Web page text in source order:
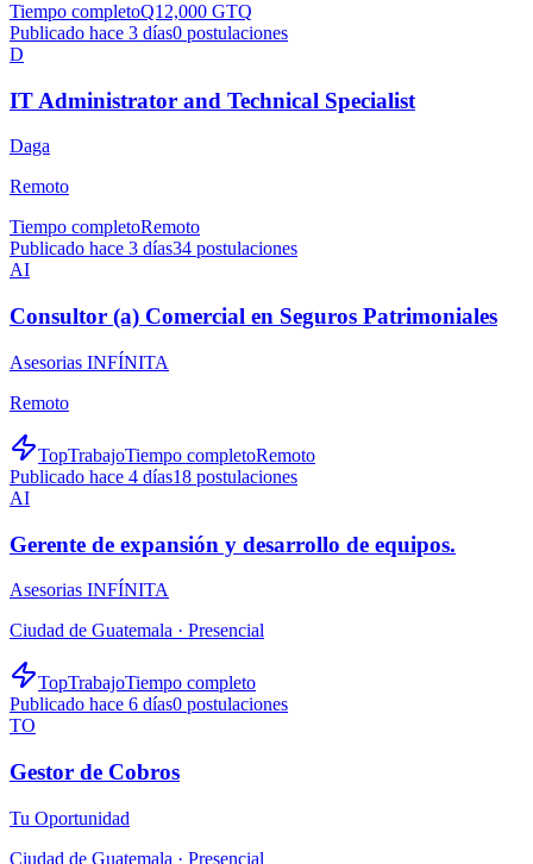
Tiempo completoQ12,000 GTQ
Publicado hace 3 días0 postulaciones
D
IT Administrator and Technical Specialist
Daga
Remoto
Tiempo completoRemoto
Publicado hace 3 días34 postulaciones
AI
Consultor (a) Comercial en Seguros Patrimoniales
Asesorias INFÍNITA
Remoto
TopTrabajoTiempo completoRemoto
Publicado hace 4 días18 postulaciones
AI
Gerente de expansión y desarrollo de equipos.
Asesorias INFÍNITA
Ciudad de Guatemala · Presencial
TopTrabajoTiempo completo
Publicado hace 6 días0 postulaciones
TO
Gestor de Cobros
Tu Oportunidad
Ciudad de Guatemala · Presencial